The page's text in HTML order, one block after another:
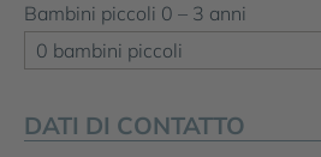
Bambini piccoli 0 – 3 anni
DATI DI CONTATTO